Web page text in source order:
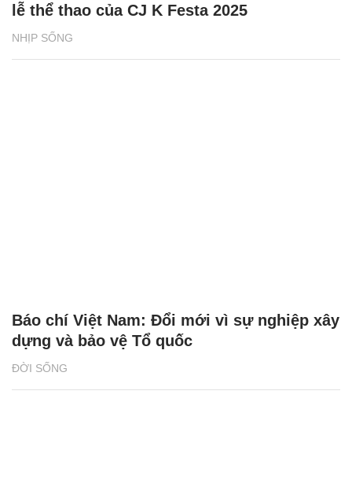
NHỊP SỐNG
lễ thể thao của CJ K Festa 2025
ĐỜI SỐNG
Báo chí Việt Nam: Đổi mới vì sự nghiệp xây
dựng và bảo vệ Tổ quốc